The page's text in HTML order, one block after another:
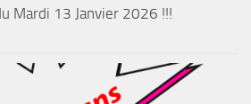
Mardi 13 Janvier 2026 !!!